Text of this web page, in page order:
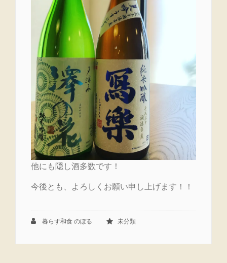
他にも隠し酒多数です！
今後とも、よろしくお願い申し上げます！！
暮らす和食 のぼる 未分類